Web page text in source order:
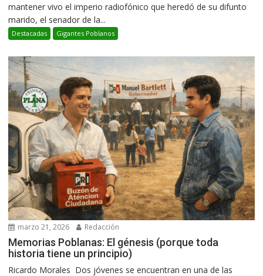
mantener vivo el imperio radiofónico que heredó de su difunto
marido, el senador de la...
Destacadas Gigantes Poblanos
marzo 21, 2026 Redacción
Memorias Poblanas: El génesis (porque toda
historia tiene un principio)
Ricardo Morales Dos jóvenes se encuentran en una de las